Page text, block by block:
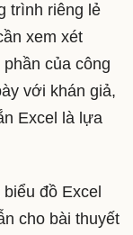
trình riêng lẻ
xem xét
của công
với khán giả,
Excel là lựa
đồ Excel
cho bài thuyết